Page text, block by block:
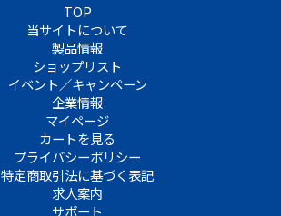
TOP
当サイトについて
製品情報
ショップリスト
イベント／キャンペーン
企業情報
マイページ
カートを見る
プライバシーポリシー
特定商取引法に基づく表記
求人案内
サポート